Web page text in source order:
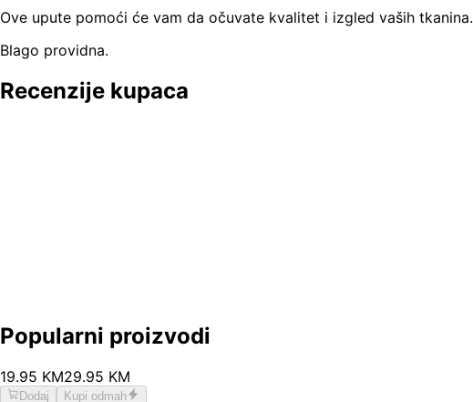
Ove upute pomoći će vam da očuvate kvalitet i izgled vaših tkanina.
Blago providna.
Recenzije kupaca
Popularni proizvodi
19.95 KM29.95 KM
Dodaj Kupi odmah